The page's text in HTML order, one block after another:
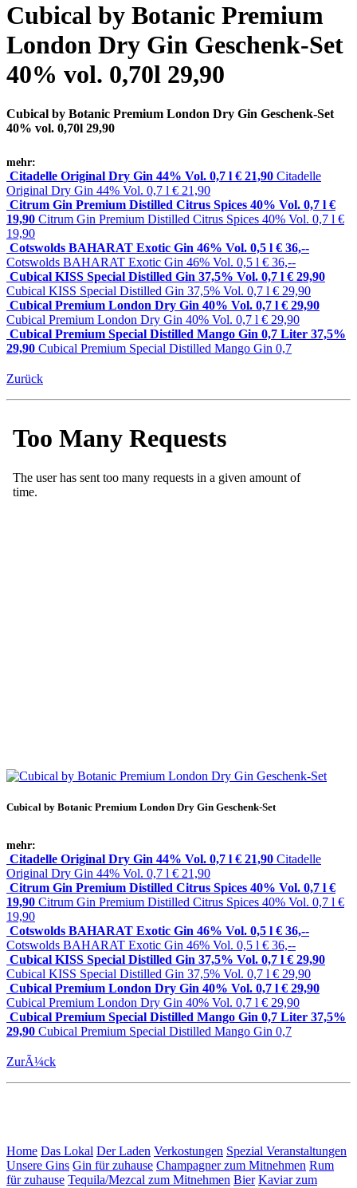
Cubical by Botanic Premium
London Dry Gin Geschenk-Set
40% vol. 0,70l 29,90
Cubical by Botanic Premium London Dry Gin Geschenk-Set
40% vol. 0,70l 29,90
mehr:
Citadelle Original Dry Gin 44% Vol. 0,7 l € 21,90 Citadelle
Original Dry Gin 44% Vol. 0,7 l € 21,90
Citrum Gin Premium Distilled Citrus Spices 40% Vol. 0,7 l €
19,90 Citrum Gin Premium Distilled Citrus Spices 40% Vol. 0,7 l €
19,90
Cotswolds BAHARAT Exotic Gin 46% Vol. 0,5 l € 36,--
Cotswolds BAHARAT Exotic Gin 46% Vol. 0,5 l € 36,--
Cubical KISS Special Distilled Gin 37,5% Vol. 0,7 l € 29,90
Cubical KISS Special Distilled Gin 37,5% Vol. 0,7 l € 29,90
Cubical Premium London Dry Gin 40% Vol. 0,7 l € 29,90
Cubical Premium London Dry Gin 40% Vol. 0,7 l € 29,90
Cubical Premium Special Distilled Mango Gin 0,7 Liter 37,5%
29,90 Cubical Premium Special Distilled Mango Gin 0,7
Zurück
Cubical by Botanic Premium London Dry Gin Geschenk-Set
mehr:
Citadelle Original Dry Gin 44% Vol. 0,7 l € 21,90 Citadelle
Original Dry Gin 44% Vol. 0,7 l € 21,90
Citrum Gin Premium Distilled Citrus Spices 40% Vol. 0,7 l €
19,90 Citrum Gin Premium Distilled Citrus Spices 40% Vol. 0,7 l €
19,90
Cotswolds BAHARAT Exotic Gin 46% Vol. 0,5 l € 36,--
Cotswolds BAHARAT Exotic Gin 46% Vol. 0,5 l € 36,--
Cubical KISS Special Distilled Gin 37,5% Vol. 0,7 l € 29,90
Cubical KISS Special Distilled Gin 37,5% Vol. 0,7 l € 29,90
Cubical Premium London Dry Gin 40% Vol. 0,7 l € 29,90
Cubical Premium London Dry Gin 40% Vol. 0,7 l € 29,90
Cubical Premium Special Distilled Mango Gin 0,7 Liter 37,5%
29,90 Cubical Premium Special Distilled Mango Gin 0,7
ZurÃ¼ck
Home Das Lokal Der Laden Verkostungen Spezial Veranstaltungen
Unsere Gins Gin für zuhause Champagner zum Mitnehmen Rum
für zuhause Tequila/Mezcal zum Mitnehmen Bier Kaviar zum